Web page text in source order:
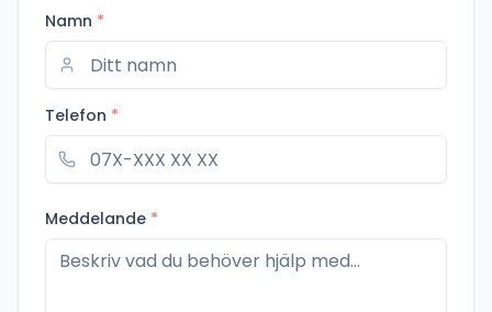
Namn *
Telefon *
Meddelande *